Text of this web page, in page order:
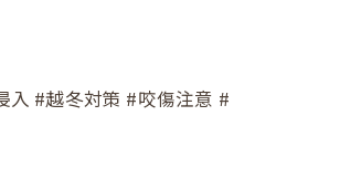
入 #越冬対策 #咬傷注意 #